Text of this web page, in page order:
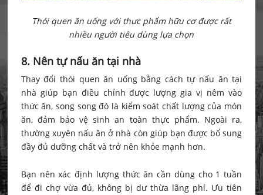
Thói quen ăn uống với thực phẩm hữu cơ được rất
nhiều người tiêu dùng lựa chọn
8. Nên tự nấu ăn tại nhà
Thay đổi thói quen ăn uống bằng cách tự nấu ăn tại
nhà giúp bạn điều chỉnh được lượng gia vị nêm vào
thức ăn, song song đó là kiểm soát chất lượng của món
ăn, đảm bảo vệ sinh an toàn thực phẩm. Ngoài ra,
thường xuyên nấu ăn ở nhà còn giúp bạn được bổ sung
đầy đủ dưỡng chất và trở nên khỏe mạnh hơn.
Bạn nên xác định lượng thức ăn cần dùng cho 1 tuần
để đi chợ vừa đủ, không bị dư thừa lãng phí. Ưu tiên